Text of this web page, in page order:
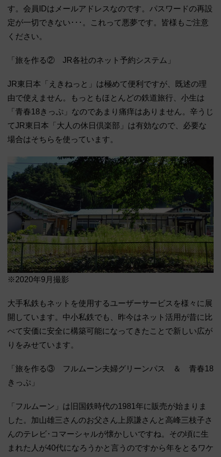
す。会員IDはメールアドレスなのです。パスワードの再設
定が一切できない･･･。これって悪夢です。皆様もご注意
ください。
「旅を作る② JR各社のネット予約システム」
JR東日本「えきねっと」は極めて便利ですが、既述の理
由で使えません。もっともほとんどの鉄道旅行、小生は
「青春18きっぷ」なのであまり痛痒はありません。辛うじ
てJR東日本「大人の休日倶楽部」は有効なので、必要な
場合はそちらを使っています。
※2020年9月撮影
大手私鉄もネットを使用するユーザーサービスを様々に展
開しています。中小私鉄でも、昨今はネット活用が昔に比
べて安価に安全に構築可能になってきたことで新しい広が
りをみせています。
「旅を作る③ フルムーン夫婦グリーンパス ＆ 青春18
きっぷ」
「フルムーン」は旧国鉄時代の1981年に販売が始まりま
した。加山雄三さんのお父さん上原謙さんと高峰三枝子さ
んのテレビ･コマーシャルが懐かしいですね。その頃に生
まれた人が40代になろうかと言うのですから年をとるワケ